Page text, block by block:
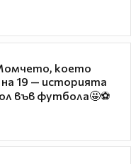
което
19 — историята
във футбола🤩⚽